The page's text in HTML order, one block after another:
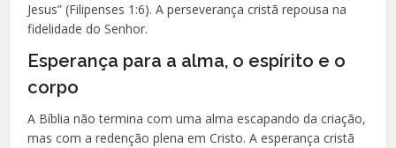
Jesus” (Filipenses 1:6). A perseverança cristã repousa na
fidelidade do Senhor.
Esperança para a alma, o espírito e o
corpo
A Bíblia não termina com uma alma escapando da criação,
mas com a redenção plena em Cristo. A esperança cristã